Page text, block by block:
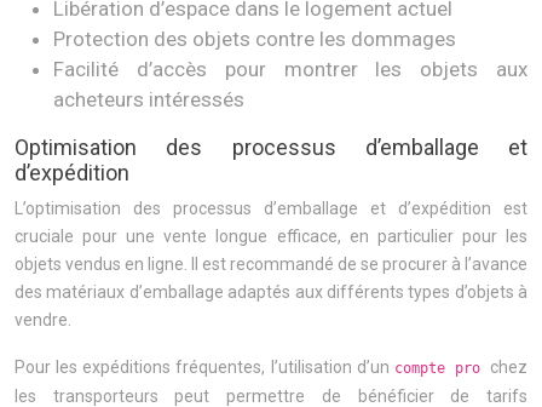
Libération d’espace dans le logement actuel
Protection des objets contre les dommages
Facilité d’accès pour montrer les objets aux
acheteurs intéressés
Optimisation des processus d’emballage et
d’expédition
L’optimisation des processus d’emballage et d’expédition est
cruciale pour une vente longue efficace, en particulier pour les
objets vendus en ligne. Il est recommandé de se procurer à l’avance
des matériaux d’emballage adaptés aux différents types d’objets à
vendre.
Pour les expéditions fréquentes, l’utilisation d’un compte pro chez
les transporteurs peut permettre de bénéficier de tarifs